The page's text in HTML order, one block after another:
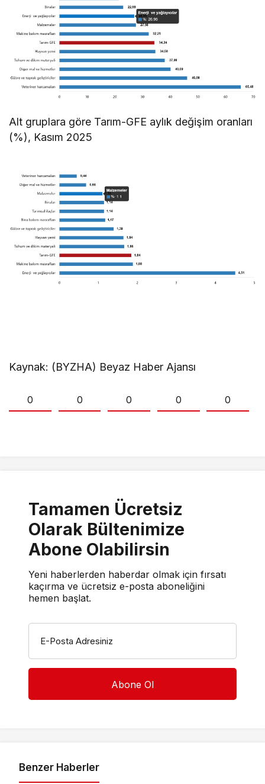
Alt gruplara göre Tarım-GFE aylık değişim oranları
(%), Kasım 2025
Kaynak: (BYZHA) Beyaz Haber Ajansı
0 0 0 0 0
Tamamen Ücretsiz
Olarak Bültenimize
Abone Olabilirsin
Yeni haberlerden haberdar olmak için fırsatı
kaçırma ve ücretsiz e-posta aboneliğini
hemen başlat.
E-Posta Adresiniz
Benzer Haberler